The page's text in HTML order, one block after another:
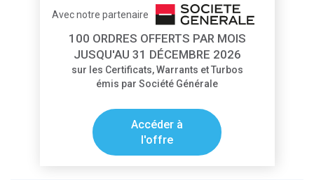
Avec notre partenaire
100 ORDRES OFFERTS PAR MOIS
JUSQU'AU 31 DÉCEMBRE 2026
sur les Certificats, Warrants et Turbos
émis par Société Générale
Accéder à
l'offre